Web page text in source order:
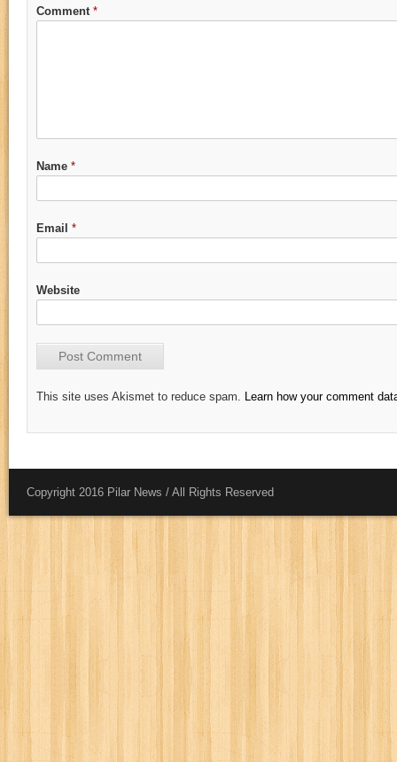
Comment *
Name *
Email *
Website
This site uses Akismet to reduce spam. Learn how your comment
Copyright 2016 Pilar News / All Rights Reserved